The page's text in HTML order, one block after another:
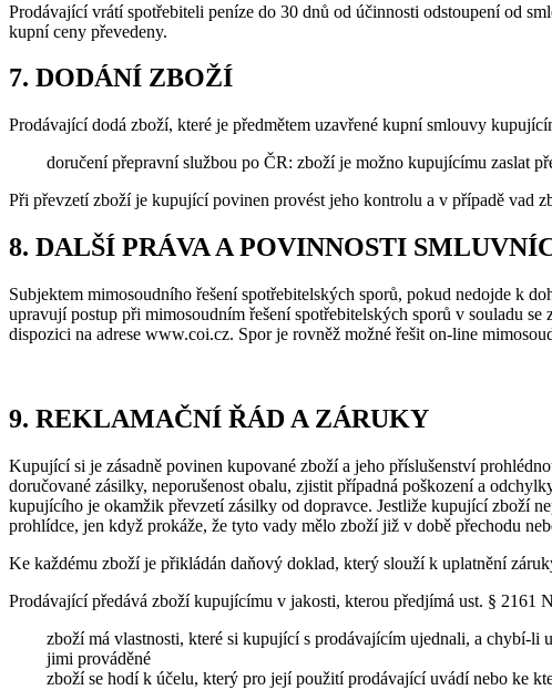
Prodávající vrátí spotřebiteli peníze do 30 dnů od účinnosti odstoupení od
kupní ceny převedeny.
7. DODÁNÍ ZBOŽÍ
Prodávající dodá zboží, které je předmětem uzavřené kupní smlouvy
doručení přepravní službou po ČR: zboží je možno kupujícímu zaslat
Při převzetí zboží je kupující povinen provést jeho kontrolu a v případě vad
8. DALŠÍ PRÁVA A POVINNOSTI
Subjektem mimosoudního řešení spotřebitelských sporů, pokud nedojde k
upravují postup při mimosoudním řešení spotřebitelských sporů v souladu
dispozici na adrese www.coi.cz. Spor je rovněž možné řešit on-line
9. REKLAMAČNÍ ŘÁD A ZÁRUKY
Kupující si je zásadně povinen kupované zboží a jeho příslušenství
doručované zásilky, neporušenost obalu, zjistit případná poškození a
kupujícího je okamžik převzetí zásilky od dopravce. Jestliže kupující zboží
prohlídce, jen když prokáže, že tyto vady mělo zboží již v době přechodu
Ke každému zboží je přikládán daňový doklad, který slouží k uplatnění
Prodávající předává zboží kupujícímu v jakosti, kterou předjímá ust. § 2161
zboží má vlastnosti, které si kupující s prodávajícím ujednali, a chybí-li
jimi prováděné
zboží se hodí k účelu, který pro její použití prodávající uvádí nebo ke